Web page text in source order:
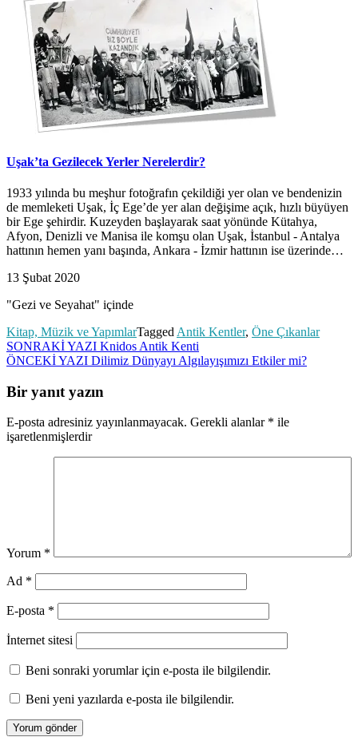
Uşak’ta Gezilecek Yerler Nerelerdir?
1933 yılında bu meşhur fotoğrafın çekildiği yer olan ve bendenizin
de memleketi Uşak, İç Ege’de yer alan değişime açık, hızlı büyüyen
bir Ege şehirdir. Kuzeyden başlayarak saat yönünde Kütahya,
Afyon, Denizli ve Manisa ile komşu olan Uşak, İstanbul - Antalya
hattının hemen yanı başında, Ankara - İzmir hattının ise üzerinde…
13 Şubat 2020
"Gezi ve Seyahat" içinde
Kitap, Müzik ve YapımlarTagged Antik Kentler, Öne Çıkanlar
Yazı
gezinmesi
SONRAKİ YAZI Knidos Antik Kenti
ÖNCEKİ YAZI Dilimiz Dünyayı Algılayışımızı Etkiler mi?
Bir yanıt yazın
E-posta adresiniz yayınlanmayacak. Gerekli alanlar * ile
işaretlenmişlerdir
Yorum *
Ad *
E-posta *
İnternet sitesi
Beni sonraki yorumlar için e-posta ile bilgilendir.
Beni yeni yazılarda e-posta ile bilgilendir.